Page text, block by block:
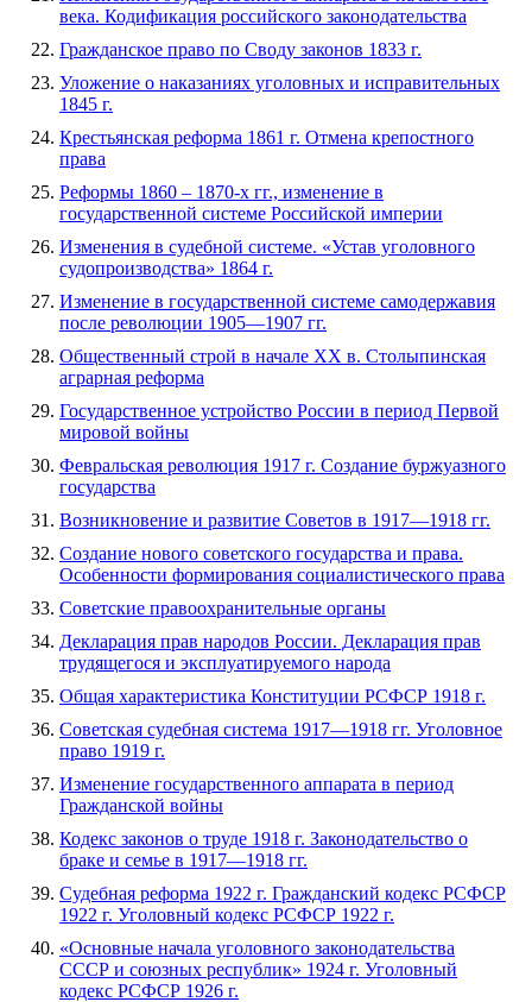
века. Кодификация российского законодательства
Гражданское право по Своду законов 1833 г.
Уложение о наказаниях уголовных и исправительных
1845 г.
Крестьянская реформа 1861 г. Отмена крепостного
права
Реформы 1860 – 1870-х гг., изменение в
государственной системе Российской империи
Изменения в судебной системе. «Устав уголовного
судопроизводства» 1864 г.
Изменение в государственной системе самодержавия
после революции 1905—1907 гг.
Общественный строй в начале XX в. Столыпинская
аграрная реформа
Государственное устройство России в период Первой
мировой войны
Февральская революция 1917 г. Создание буржуазного
государства
Возникновение и развитие Советов в 1917—1918 гг.
Создание нового советского государства и права.
Особенности формирования социалистического права
Советские правоохранительные органы
Декларация прав народов России. Декларация прав
трудящегося и эксплуатируемого народа
Общая характеристика Конституции РСФСР 1918 г.
Советская судебная система 1917—1918 гг. Уголовное
право 1919 г.
Изменение государственного аппарата в период
Гражданской войны
Кодекс законов о труде 1918 г. Законодательство о
браке и семье в 1917—1918 гг.
Судебная реформа 1922 г. Гражданский кодекс РСФСР
1922 г. Уголовный кодекс РСФСР 1922 г.
«Основные начала уголовного законодательства
СССР и союзных республик» 1924 г. Уголовный
кодекс РСФСР 1926 г.